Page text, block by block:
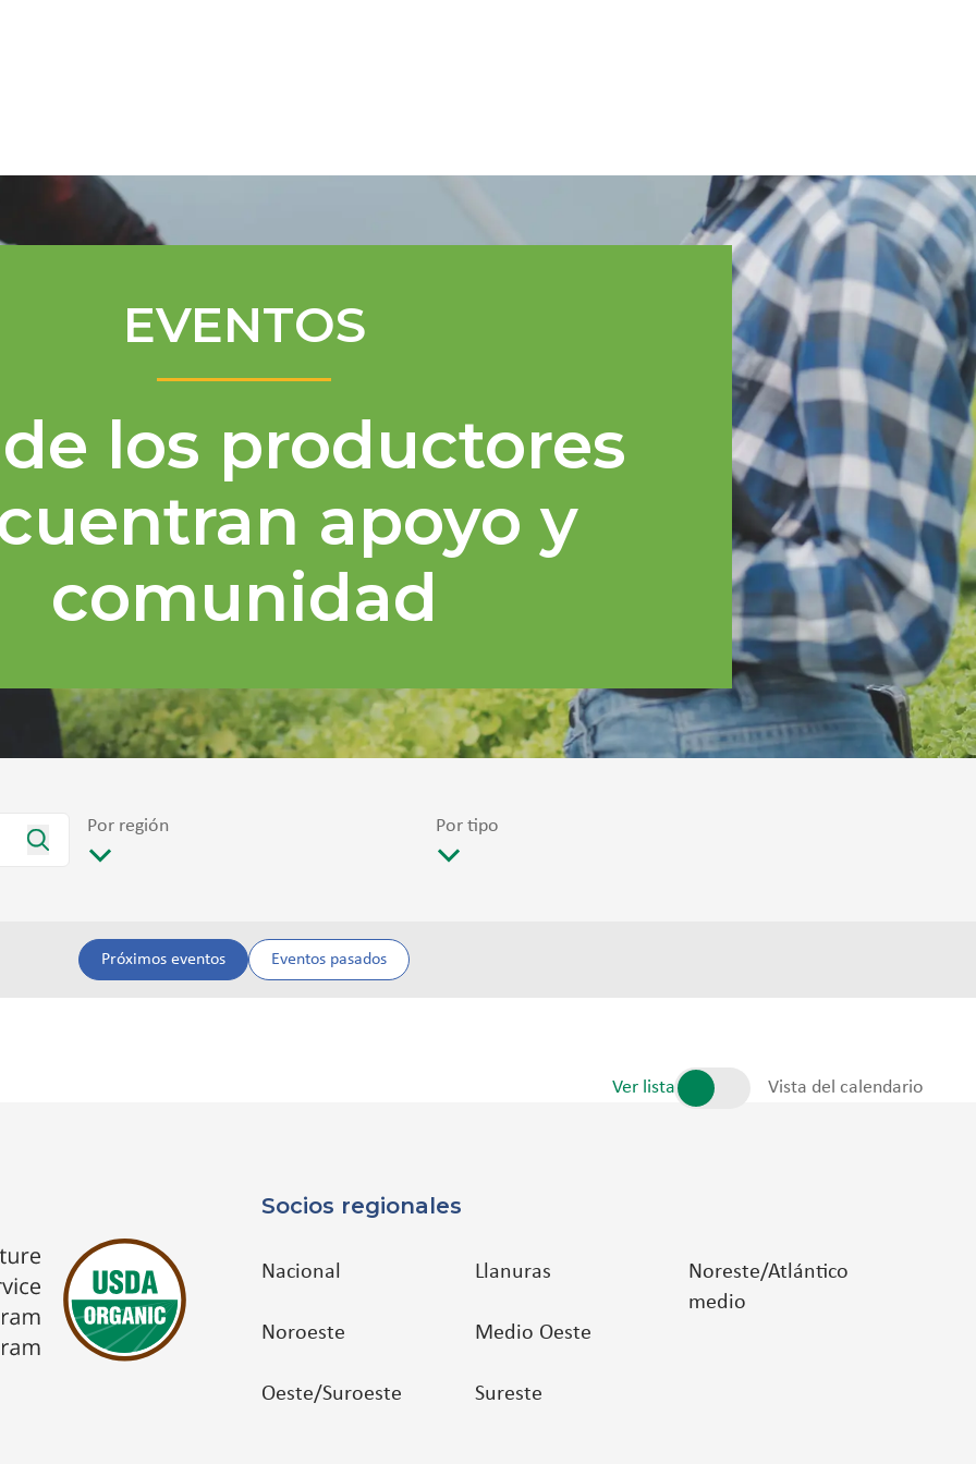
EVENTOS
los productores
apoyo y
comunidad
Por región Por tipo
Próximos eventos Eventos pasados
Ver lista Vista del calendario
Socios regionales
Nacional
Noroeste
Oeste/Suroeste
Llanuras
Medio Oeste
Sureste
Noreste/Atlántico
medio